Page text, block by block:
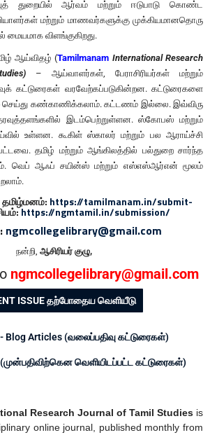
துறையில் ஆர்வம் மற்றும் ஈடுபாடு கொண்ட
மற்றும் மாணவர்களுக்கு முக்கியமானதொரு
விளங்குகிறது.
ஆய்விதழ் (Tamilmanam International Research
– ஆய்வாளர்கள், பேராசிரியர்கள் மற்றும்
கட்டுரைகள் வரவேற்கப்படுகின்றன. கட்டுரைகளை
செய்து கண்காணிக்கலாம். கட்டணம் இல்லை. இவ்விரு
இடம்பெற்றுள்ளன. ஸ்கோபஸ் மற்றும்
உள்ளன. கூகிள் ஸ்காலர் மற்றும் பல ஆராய்ச்சி
தமிழ் மற்றும் ஆங்கிலத்தில் பல்துறை சார்ந்த
வெப் ஆஃப் சயின்ஸ் மற்றும் எஸ்எஸ்ஆர்என் மூலம்
https://tamilmanam.in/submit-
https://ngmtamil.in/submission/
ngmcollegelibrary@gmail.com
நன்றி, ஆசிரியர் குழு,
ngmcollegelibrary@gmail.com
ISSUE தற்போதைய வெளியீடு
Blog Articles (வலைப்பதிவு கட்டுரைகள்)
வெளியிடப்பட்ட கட்டுரைகள்)
Research Journal of Tamil Studies is
online journal, published monthly from